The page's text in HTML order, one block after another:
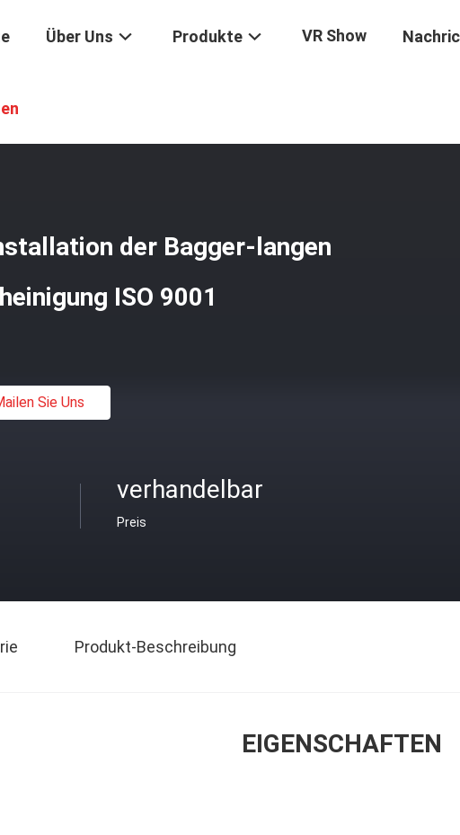
Über Uns Produkte VR Show
der Bagger-langen
ISO 9001
Sie Uns
verhandelbar
Preis
Produkt-Beschreibung
EIGENSCHAFTEN